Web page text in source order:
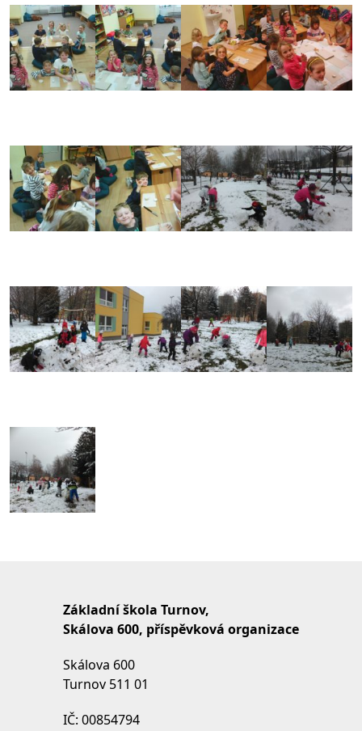
Základní škola Turnov,
Skálova 600, příspěvková organizace
Skálova 600
Turnov 511 01
IČ: 00854794